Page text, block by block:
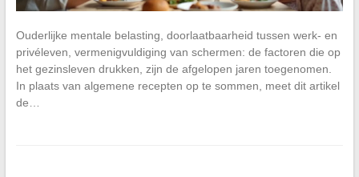
Ouderlijke mentale belasting, doorlaatbaarheid tussen werk- en
privéleven, vermenigvuldiging van schermen: de factoren die op
het gezinsleven drukken, zijn de afgelopen jaren toegenomen.
In plaats van algemene recepten op te sommen, meet dit artikel
de…